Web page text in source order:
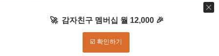
Dream-Theme — truly premium WordPress themes
🚀 감자친구 멤버십 월 12,000 🎉
☑️ 확인하기